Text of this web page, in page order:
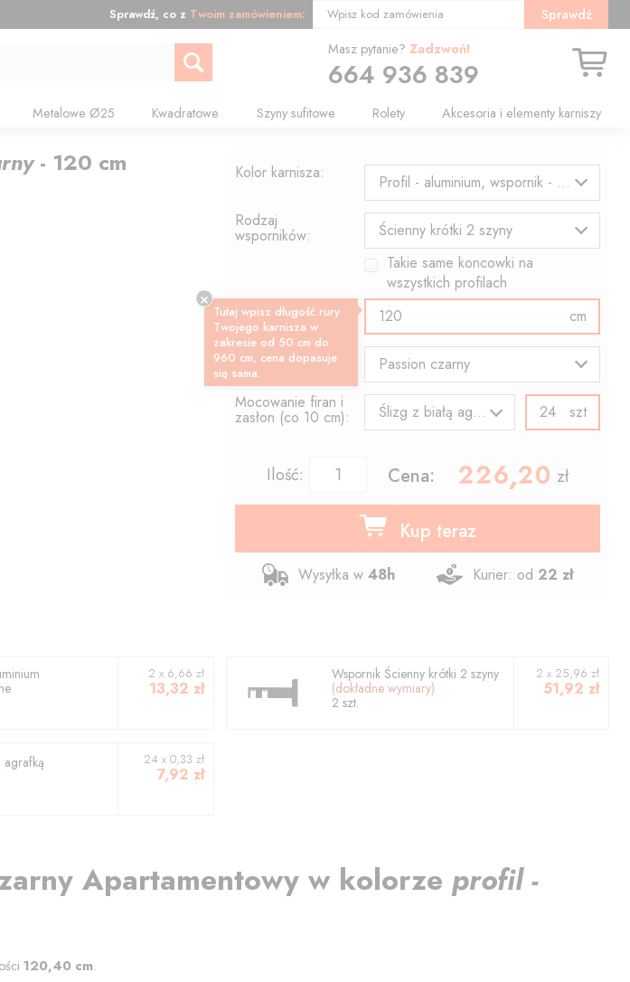
Sprawdź, co z Twoim zamówieniem: Wpisz kod zamówienia Sprawdź
Metalowe Ø25 Kwadratowe Szyny sufitowe Rolety Akcesoria i elementy karniszy
Masz pytanie?Zadzwoń!
664 936 839
- 120 cm Kolor karnisza:
Profil - aluminium, wspornik - czarny
Rodzaj
wsporników:
Ścienny krótki 2 szyny
Takie same koncowki na
wszystkich profilach
Długość profilu:
cm
Wzór końcówki:
Passion czarny
Mocowanie firan i
zasłon (co 10 cm): Ślizg z białą agrafką szt
Ilość: Cena: , zł
Kup teraz
Wysyłka w 48h Kurier: od 22 zł
Tutaj wpisz długość rury
Twojego karnisza w
zakresie od 50 cm do
960 cm, cena dopasuje
się sama.
2 x 6,66 zł
13,32 zł
Wspornik Ścienny krótki 2 szyny
(dokładne wymiary)
2 szt.
2 x 25,96 zł
51,92 zł
agrafką
24 x 0,33 zł
7,92 zł
Apartamentowy w kolorze profil -
120,40 cm.